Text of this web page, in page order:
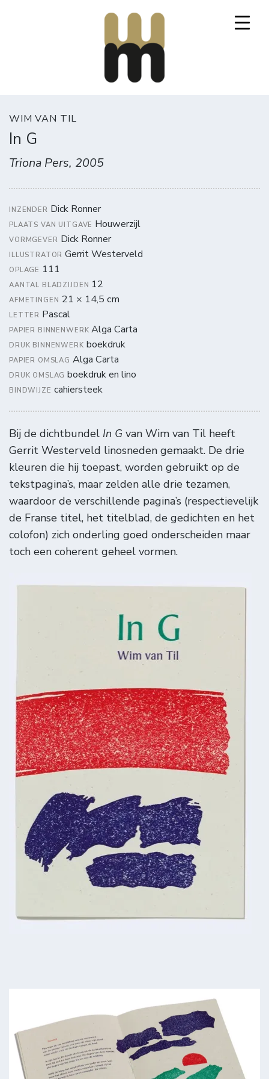
WIM VAN TIL
In G
Triona Pers, 2005
INZENDER Dick Ronner
PLAATS VAN UITGAVE Houwerzijl
VORMGEVER Dick Ronner
ILLUSTRATOR Gerrit Westerveld
OPLAGE 111
AANTAL BLADZIJDEN 12
AFMETINGEN 21 × 14,5 cm
LETTER Pascal
PAPIER BINNENWERK Alga Carta
DRUK BINNENWERK boekdruk
PAPIER OMSLAG Alga Carta
DRUK OMSLAG boekdruk en lino
BINDWIJZE cahiersteek
Bij de dichtbundel In G van Wim van Til heeft
Gerrit Westerveld linosneden gemaakt. De drie
kleuren die hij toepast, worden gebruikt op de
tekstpagina’s, maar zelden alle drie tezamen,
waardoor de verschillende pagina’s (respectievelijk
de Franse titel, het titelblad, de gedichten en het
colofon) zich onderling goed onderscheiden maar
toch een coherent geheel vormen.